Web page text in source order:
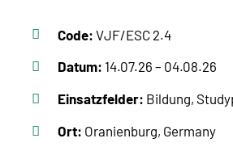
Code: VJF/ESC 2.4
Datum: 14.07.26 – 04.08.26
Einsatzfelder: Bildung,
Ort: Oranienburg, Germany